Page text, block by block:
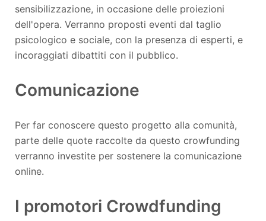
sensibilizzazione, in occasione delle proiezioni
dell'opera. Verranno proposti eventi dal taglio
psicologico e sociale, con la presenza di esperti, e
incoraggiati dibattiti con il pubblico.
Comunicazione
Per far conoscere questo progetto alla comunità,
parte delle quote raccolte da questo crowfunding
verranno investite per sostenere la comunicazione
online.
I promotori Crowdfunding